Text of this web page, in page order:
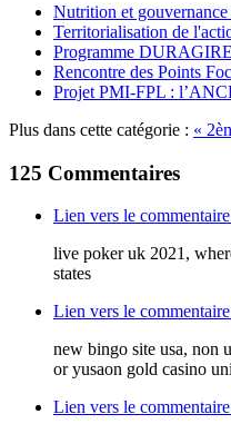
Nutrition et
Territorialisation de
Programme
Rencontre des Points
Projet PMI-FPL :
Plus dans cette catégorie : «
125 Commentaires
Lien vers le commentaire
live poker uk 2021,
states
Lien vers le commentaire
new bingo site usa, non
or yusaon gold casino
Lien vers le commentaire